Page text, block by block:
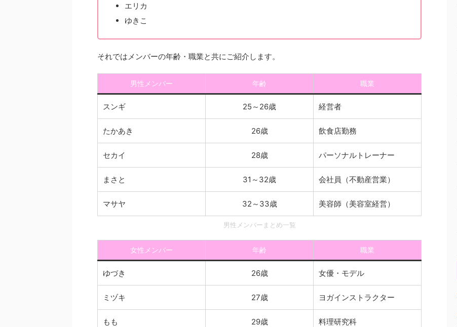
エリカ
ゆきこ
それではメンバーの年齢・職業と共にご紹介します。
男性メンバー 年齢 職業
スンギ 25～26歳 経営者
たかあき 26歳 飲食店勤務
セカイ 28歳 パーソナルトレーナー
まさと 31～32歳 会社員（不動産営業）
マサヤ 32～33歳 美容師（美容室経営）
男性メンバーまとめ一覧
女性メンバー 年齢 職業
ゆづき 26歳 女優・モデル
ミヅキ 27歳 ヨガインストラクター
もも 29歳 料理研究科